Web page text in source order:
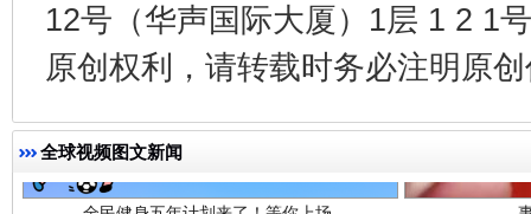
12号（华声国际大厦）1层 1 2 1
原创权利，请转载时务必注明原
全球视频图文新闻
全民健身五年计划来了！等你上场